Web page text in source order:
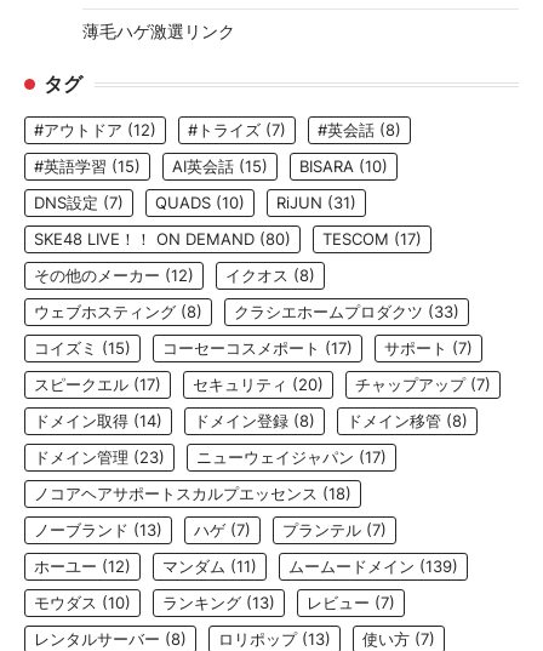
薄毛ハゲ激選リンク
タグ
#アウトドア (12) #トライズ (7) #英会話 (8)
#英語学習 (15) AI英会話 (15) BISARA (10)
DNS設定 (7) QUADS (10) RiJUN (31)
SKE48 LIVE！！ ON DEMAND (80) TESCOM (17)
その他のメーカー (12) イクオス (8)
ウェブホスティング (8) クラシエホームプロダクツ (33)
コイズミ (15) コーセーコスメポート (17) サポート (7)
スピークエル (17) セキュリティ (20) チャップアップ(7)
ドメイン取得 (14) ドメイン登録 (8) ドメイン移管 (8)
ドメイン管理 (23) ニューウェイジャパン (17)
ノコアヘアサポートスカルプエッセンス (18)
ノーブランド (13) ハゲ (7) プランテル (7)
ホーユー (12) マンダム (11) ムームードメイン (139)
モウダス (10) ランキング (13) レビュー (7)
レンタルサーバー (8) ロリポップ(13) 使い方 (7)